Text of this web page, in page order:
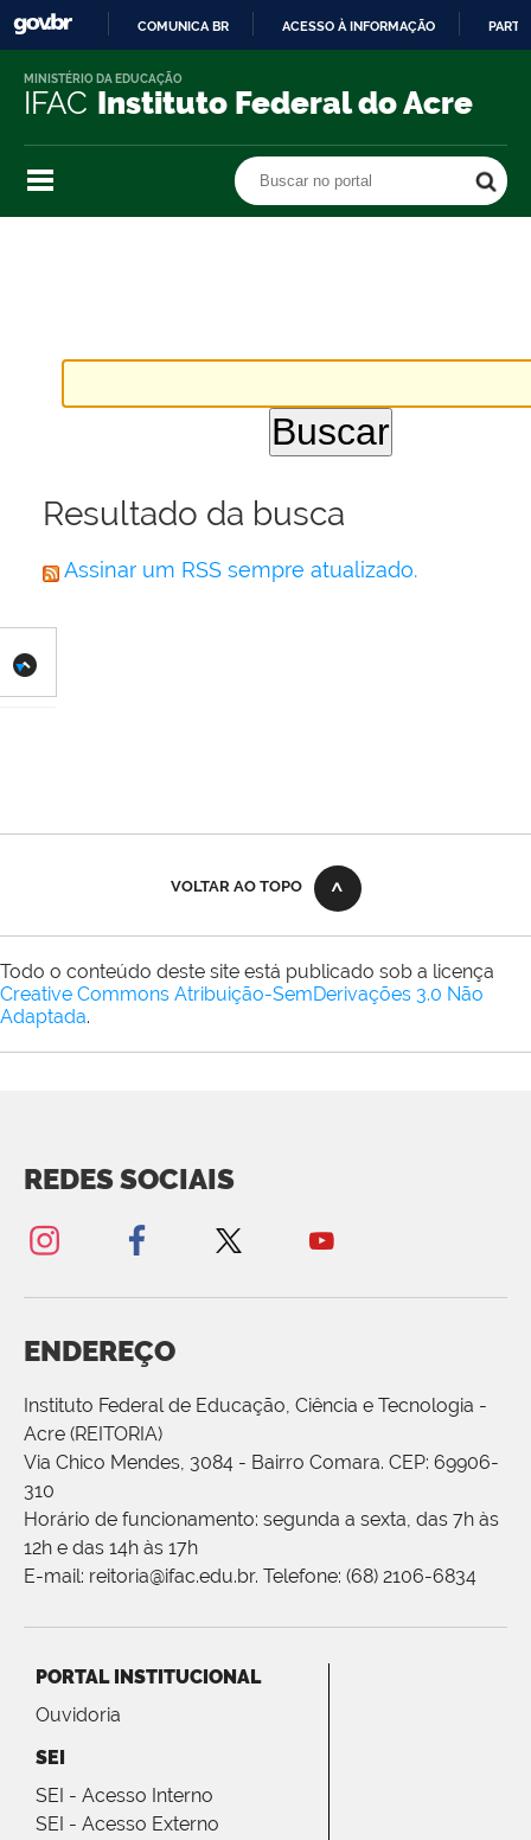
O
COMUNICA BR ACESSO À INFORMAÇÃO
IFAC Instituto Federal do Acre
MINISTÉRIO DA EDUCAÇÃO
Buscar no portal
Resultado da busca
Assinar um RSS sempre atualizado.
VOLTAR AO TOPO
Todo o conteúdo deste site está publicado sob a licença
Creative Commons Atribuição-SemDerivações 3.0 Não
Adaptada.
REDES SOCIAIS
ENDEREÇO
Instituto Federal de Educação, Ciência e Tecnologia -
Acre (REITORIA)
Via Chico Mendes, 3084 - Bairro Comara. CEP: 69906-
310
Horário de funcionamento: segunda a sexta, das 7h às
12h e das 14h às 17h
E-mail: reitoria@ifac.edu.br. Telefone: (68) 2106-6834
PORTAL INSTITUCIONAL
Ouvidoria
SEI
SEI - Acesso Interno
SEI - Acesso Externo